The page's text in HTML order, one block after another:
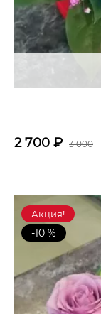
2 700 ₽ 3 000
Акция!
-10 %